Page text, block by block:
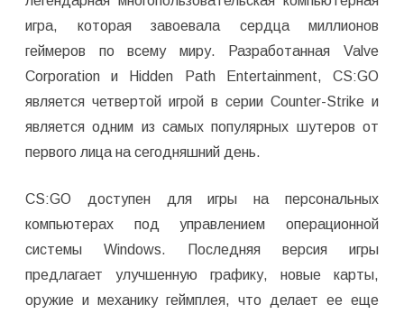
игра, которая завоевала сердца миллионов
геймеров по всему миру. Разработанная Valve
Corporation и Hidden Path Entertainment, CS:GO
является четвертой игрой в серии Counter-Strike и
является одним из самых популярных шутеров от
первого лица на сегодняшний день.
CS:GO доступен для игры на персональных
компьютерах под управлением операционной
системы Windows. Последняя версия игры
предлагает улучшенную графику, новые карты,
оружие и механику геймплея, что делает ее еще